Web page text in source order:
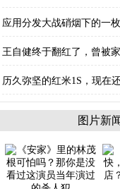
应用分发大战硝烟下的一
王自健终于翻红了，曾被
历久弥坚的红米1S，现在
图片新